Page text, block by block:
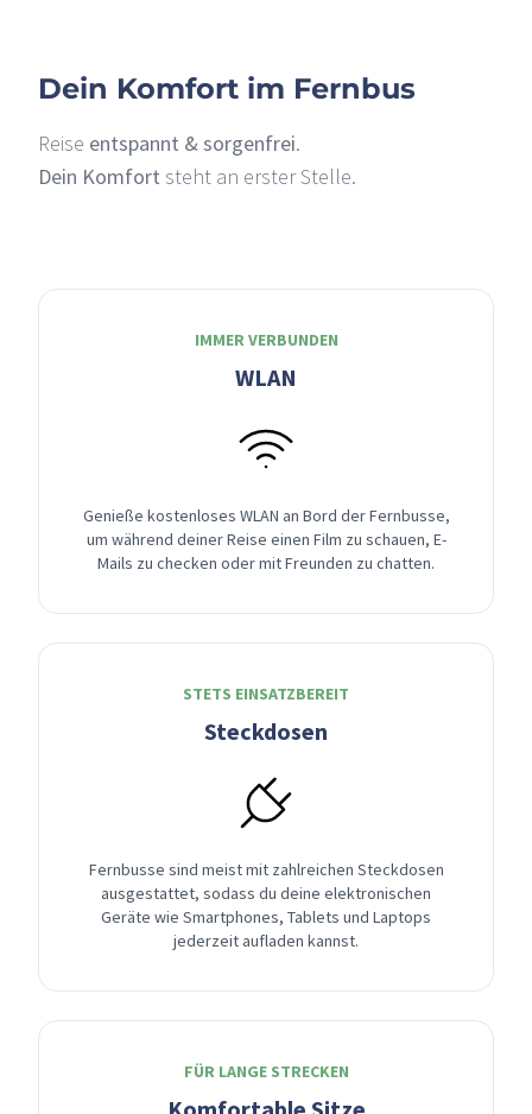
Dein Komfort im Fernbus
Reise entspannt & sorgenfrei.
Dein Komfort steht an erster Stelle.
IMMER VERBUNDEN
WLAN
Genieße kostenloses WLAN an Bord der Fernbusse,
um während deiner Reise einen Film zu schauen, E-
Mails zu checken oder mit Freunden zu chatten.
STETS EINSATZBEREIT
Steckdosen
Fernbusse sind meist mit zahlreichen Steckdosen
ausgestattet, sodass du deine elektronischen
Geräte wie Smartphones, Tablets und Laptops
jederzeit aufladen kannst.
FÜR LANGE STRECKEN